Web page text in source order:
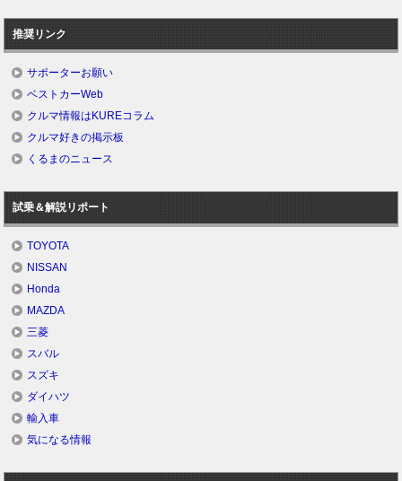
推奨リンク
サポーターお願い
ベストカーWeb
クルマ情報はKUREコラム
クルマ好きの掲示板
くるまのニュース
試乗＆解説リポート
TOYOTA
NISSAN
Honda
MAZDA
三菱
スバル
スズキ
ダイハツ
輸入車
気になる情報